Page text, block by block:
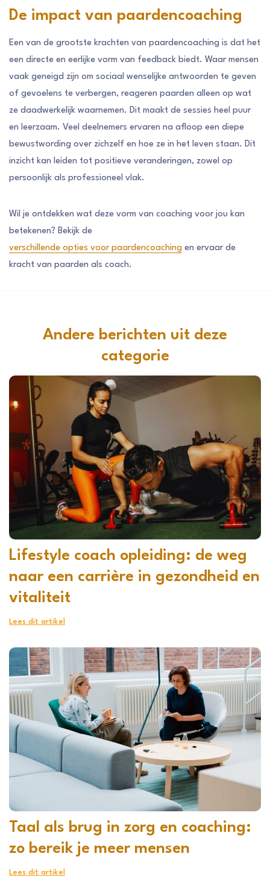
De impact van paardencoaching
Een van de grootste krachten van paardencoaching is dat het
een directe en eerlijke vorm van feedback biedt. Waar mensen
vaak geneigd zijn om sociaal wenselijke antwoorden te geven
of gevoelens te verbergen, reageren paarden alleen op wat
ze daadwerkelijk waarnemen. Dit maakt de sessies heel puur
en leerzaam. Veel deelnemers ervaren na afloop een diepe
bewustwording over zichzelf en hoe ze in het leven staan. Dit
inzicht kan leiden tot positieve veranderingen, zowel op
persoonlijk als professioneel vlak.
Wil je ontdekken wat deze vorm van coaching voor jou kan
betekenen? Bekijk de
verschillende opties voor paardencoaching en ervaar de
kracht van paarden als coach.
Andere berichten uit deze
categorie
Lifestyle coach opleiding: de weg
naar een carrière in gezondheid en
vitaliteit
Lees dit artikel
Taal als brug in zorg en coaching:
zo bereik je meer mensen
Lees dit artikel